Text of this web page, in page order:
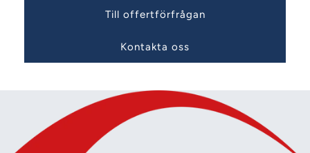
Till offertförfrågan
Kontakta oss